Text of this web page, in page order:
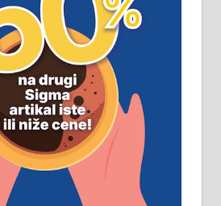
ОГЛАСИ
Рудник
запошљава 20
Услови:
пожељно радно
истим и сличним
не и неопходан
смештај,
032/57-41-122 –